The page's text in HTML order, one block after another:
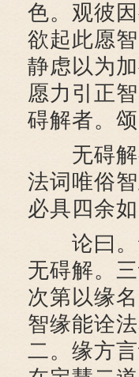
色。观彼
欲起此愿
静虑以为
愿力引正
碍解者。
无碍解
法词唯俗
必具四余
论曰。
无碍解。
次第以缘
智缘能诠
二。缘方